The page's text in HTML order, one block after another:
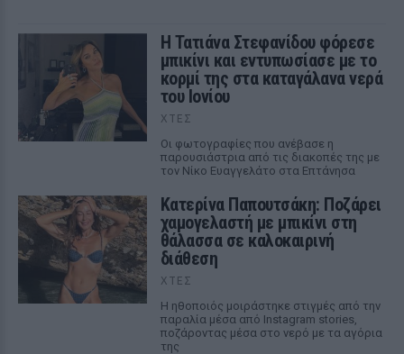
Η Τατιάνα Στεφανίδου φόρεσε
μπικίνι και εντυπωσίασε με το
κορμί της στα καταγάλανα νερά
του Ιονίου
ΧΤΕΣ
Οι φωτογραφίες που ανέβασε η
παρουσιάστρια από τις διακοπές της με
τον Νίκο Ευαγγελάτο στα Επτάνησα
Κατερίνα Παπουτσάκη: Ποζάρει
χαμογελαστή με μπικίνι στη
θάλασσα σε καλοκαιρινή
διάθεση
ΧΤΕΣ
Η ηθοποιός μοιράστηκε στιγμές από την
παραλία μέσα από Instagram stories,
ποζάροντας μέσα στο νερό με τα αγόρια
της